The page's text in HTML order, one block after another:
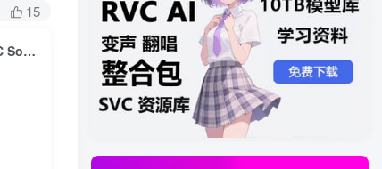
15
柏林木管独奏C扩展duzOrchestral Tools Berlin Woodwinds EXPansion C Soloists II Windows/MacOS 康泰克音色